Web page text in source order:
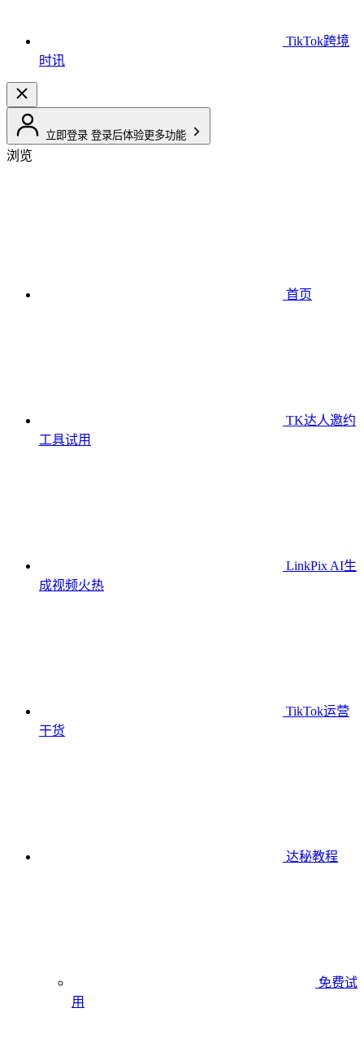
TikTok跨境
时讯
立即登录 登录后体验更多功能
浏览
首页
TK达人邀约
工具试用
LinkPix AI生
成视频火热
TikTok运营
干货
达秘教程
免费试
用